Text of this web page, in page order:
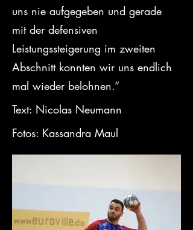
uns nie aufgegeben und gerade
mit der defensiven
Leistungssteigerung im zweiten
Abschnitt konnten wir uns endlich
mal wieder belohnen.“
Text: Nicolas Neumann
Fotos: Kassandra Maul